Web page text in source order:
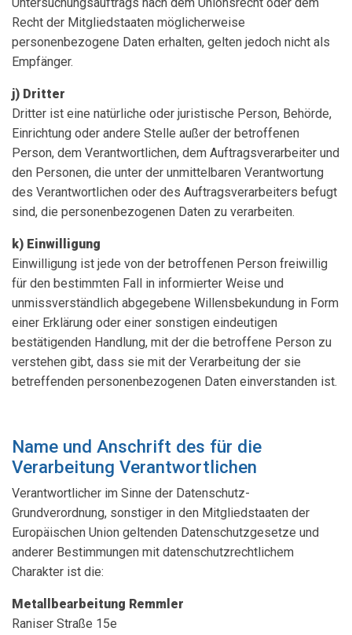
Recht der Mitgliedstaaten möglicherweise
personenbezogene Daten erhalten, gelten jedoch nicht als
Empfänger.
j) Dritter
Dritter ist eine natürliche oder juristische Person, Behörde,
Einrichtung oder andere Stelle außer der betroffenen
Person, dem Verantwortlichen, dem Auftragsverarbeiter und
den Personen, die unter der unmittelbaren Verantwortung
des Verantwortlichen oder des Auftragsverarbeiters befugt
sind, die personenbezogenen Daten zu verarbeiten.
k) Einwilligung
Einwilligung ist jede von der betroffenen Person freiwillig
für den bestimmten Fall in informierter Weise und
unmissverständlich abgegebene Willensbekundung in Form
einer Erklärung oder einer sonstigen eindeutigen
bestätigenden Handlung, mit der die betroffene Person zu
verstehen gibt, dass sie mit der Verarbeitung der sie
betreffenden personenbezogenen Daten einverstanden ist.
Name und Anschrift des für die
Verarbeitung Verantwortlichen
Verantwortlicher im Sinne der Datenschutz-
Grundverordnung, sonstiger in den Mitgliedstaaten der
Europäischen Union geltenden Datenschutzgesetze und
anderer Bestimmungen mit datenschutzrechtlichem
Charakter ist die:
Metallbearbeitung Remmler
Raniser Straße 15e